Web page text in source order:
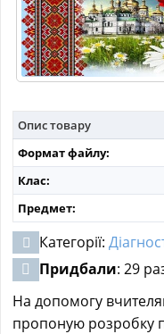
Опис товару
Формат файлу:
Клас:
Предмет:
Категорії:
Придбали: 29
На допомогу
пропоную розробку